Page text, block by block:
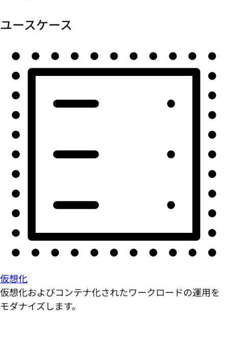
ユースケース
仮想化
仮想化およびコンテナ化されたワークロードの運用を
モダナイズします。